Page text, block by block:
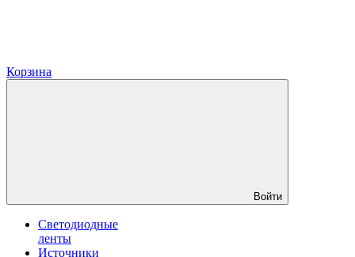
Корзина
Войти
Светодиодные
ленты
Источники